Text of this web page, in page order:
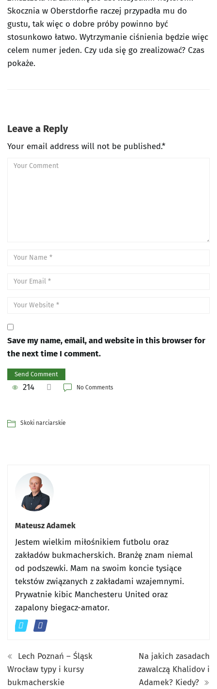
Skocznia w Oberstdorfie raczej przypadła mu do
gustu, tak więc o dobre próby powinno być
stosunkowo łatwo. Wytrzymanie ciśnienia będzie więc
celem numer jeden. Czy uda się go zrealizować? Czas
pokaże.
Leave a Reply
Your email address will not be published.*
Save my name, email, and website in this browser for
the next time I comment.
214 No Comments
Skoki narciarskie
Mateusz Adamek
Jestem wielkim miłośnikiem futbolu oraz
zakładów bukmacherskich. Branżę znam niemal
od podszewki. Mam na swoim koncie tysiące
tekstów związanych z zakładami wzajemnymi.
Prywatnie kibic Manchesteru United oraz
zapalony biegacz-amator.
Lech Poznań – Śląsk
Wrocław typy i kursy
bukmacherskie
Na jakich zasadach
zawalczą Khalidov i
Adamek? Kiedy?